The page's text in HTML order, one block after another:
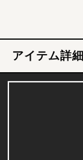
アイテム詳細